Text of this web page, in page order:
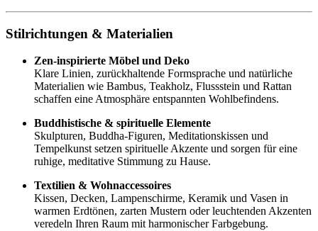
Stilrichtungen & Materialien
Zen-inspirierte Möbel und Deko
Klare Linien, zurückhaltende Formsprache und natürliche
Materialien wie Bambus, Teakholz, Flussstein und Rattan
schaffen eine Atmosphäre entspannten Wohlbefindens.
Buddhistische & spirituelle Elemente
Skulpturen, Buddha-Figuren, Meditationskissen und
Tempelkunst setzen spirituelle Akzente und sorgen für eine
ruhige, meditative Stimmung zu Hause.
Textilien & Wohnaccessoires
Kissen, Decken, Lampenschirme, Keramik und Vasen in
warmen Erdtönen, zarten Mustern oder leuchtenden Akzenten
veredeln Ihren Raum mit harmonischer Farbgebung.